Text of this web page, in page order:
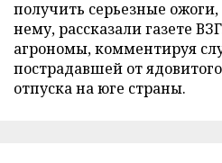
получить серьезные
нему, рассказали газете
агрономы, комментируя
пострадавшей от
отпуска на юге страны.